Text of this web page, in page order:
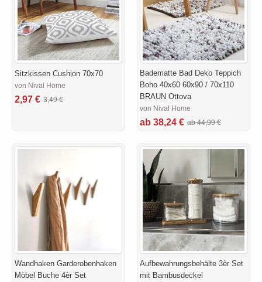
Sitzkissen Cushion 70x70
von Nival Home
2,97 € 3,49 €
Badematte Bad Deko Teppich
Boho 40x60 60x90 / 70x110
BRAUN Ottova
von Nival Home
ab 38,24 € ab 44,99 €
Wandhaken Garderobenhaken
Möbel Buche 4èr Set
Aufbewahrungsbehälte 3èr Set
mit Bambusdeckel